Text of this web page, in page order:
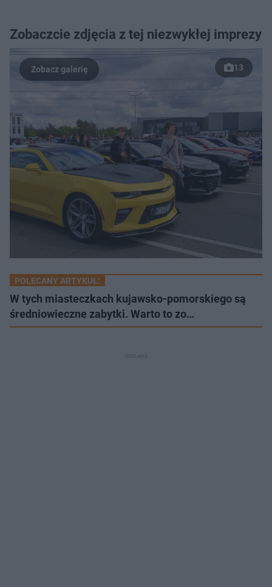
Zobaczcie zdjęcia z tej niezwykłej imprezy
13
POLECANY ARTYKUŁ:
W tych miasteczkach kujawsko-pomorskiego są
średniowieczne zabytki. Warto to zo…